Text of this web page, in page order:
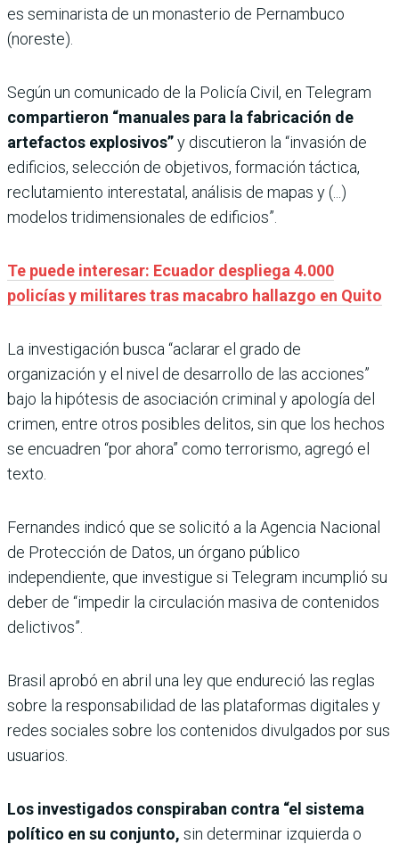
es seminarista de un monasterio de Pernambuco
(noreste).
Según un comunicado de la Policía Civil, en Telegram
compartieron “manuales para la fabricación de
artefactos explosivos”y discutieron la “invasión de
edificios, selección de objetivos, formación táctica,
reclutamiento interestatal, análisis de mapas y (...)
modelos tridimensionales de edificios”.
Te puede interesar: Ecuador despliega 4.000
policías y militares tras macabro hallazgo en Quito
La investigación busca “aclarar el grado de
organización y el nivel de desarrollo de las acciones”
bajo la hipótesis de asociación criminal y apología del
crimen, entre otros posibles delitos, sin que los hechos
se encuadren “por ahora” como terrorismo, agregó el
texto.
Fernandes indicó que se solicitó a la Agencia Nacional
de Protección de Datos, un órgano público
independiente, que investigue si Telegram incumplió su
deber de “impedir la circulación masiva de contenidos
delictivos”.
Brasil aprobó en abril una ley que endureció las reglas
sobre la responsabilidad de las plataformas digitales y
redes sociales sobre los contenidos divulgados por sus
usuarios.
Los investigados conspiraban contra “el sistema
político en su conjunto, sin determinar izquierda o